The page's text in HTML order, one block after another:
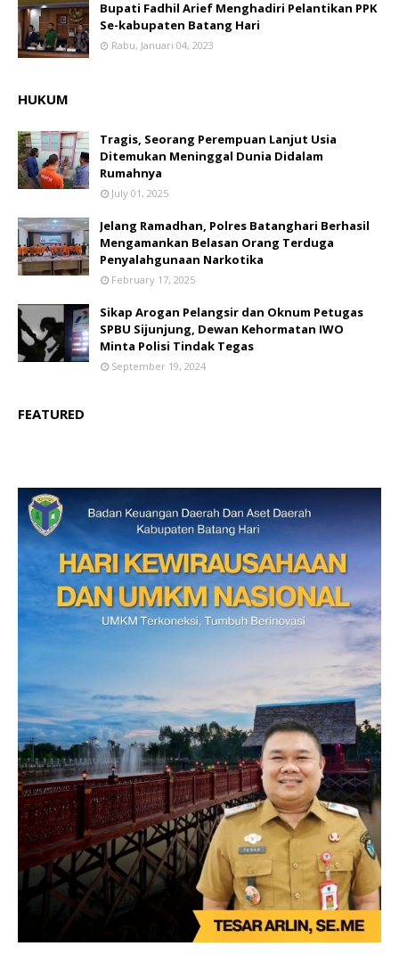
Bupati Fadhil Arief Menghadiri Pelantikan PPK
Se-kabupaten Batang Hari
Rabu, Januari 04, 2023
HUKUM
Tragis, Seorang Perempuan Lanjut Usia
Ditemukan Meninggal Dunia Didalam
Rumahnya
July 01, 2025
Jelang Ramadhan, Polres Batanghari Berhasil
Mengamankan Belasan Orang Terduga
Penyalahgunaan Narkotika
February 17, 2025
Sikap Arogan Pelangsir dan Oknum Petugas
SPBU Sijunjung, Dewan Kehormatan IWO
Minta Polisi Tindak Tegas
September 19, 2024
FEATURED